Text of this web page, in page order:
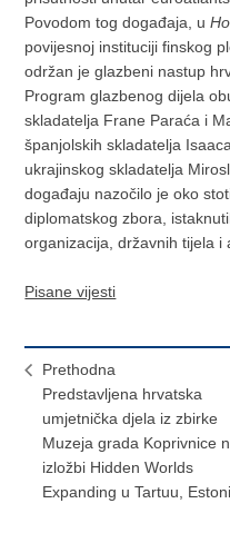
Povodom tog događaja, u
povijesnoj instituciji finskog
održan je glazbeni nastup
Program glazbenog dijela
skladatelja Frane Paraća i
španjolskih skladatelja
ukrajinskog skladatelja
događaju nazočilo je oko
diplomatskog zbora,
organizacija, državnih tijela i
Pisane vijesti
Prethodna
Predstavljena hrvatska
umjetnička djela iz zbirke
Muzeja grada Koprivnice
izložbi Hidden Worlds
Expanding u Tartuu,